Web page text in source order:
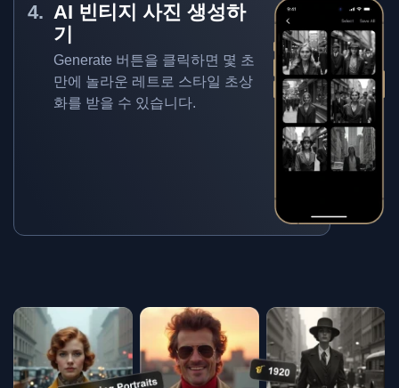
AI 빈티지 사진 생성하
기
Generate 버튼을 클릭하면 몇 초
만에 놀라운 레트로 스타일 초상
화를 받을 수 있습니다.